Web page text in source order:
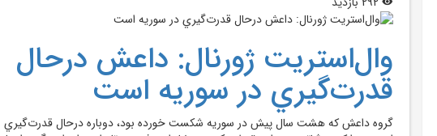
وال‌استريت ژورنال: داعش درحال
قدرت‌گيري در سوريه است
گروه داعش که هشت سال پيش در سوريه شکست خورده بود، دوباره درحال قدرت‌گيري